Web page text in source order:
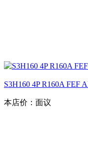
S3H160 4P R160A FEF
本店价： 面议